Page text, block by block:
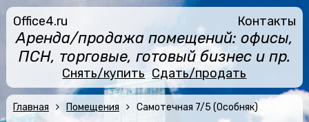
Office4.ru Контакты
Аренда/продажа помещений: офисы,
ПСН, торговые, готовый бизнес и пр.
Снять/купить Сдать/продать
Главная Помещения Самотечная 7/5 (Особняк)